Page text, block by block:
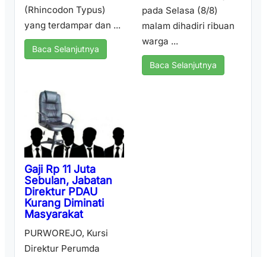
(Rhincodon Typus)
yang terdampar dan ...
Baca Selanjutnya
pada Selasa (8/8)
malam dihadiri ribuan
warga ...
Baca Selanjutnya
Gaji Rp 11 Juta
Sebulan, Jabatan
Direktur PDAU
Kurang Diminati
Masyarakat
PURWOREJO, Kursi
Direktur Perumda